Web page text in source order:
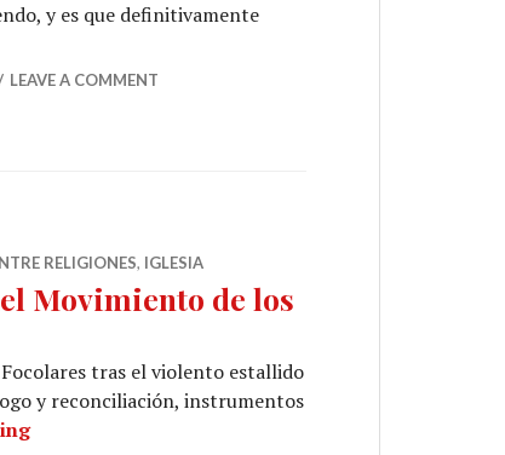
y es que definitivamente
de su vida”
LEAVE A COMMENT
RELIGIONES, IGLESIA
Movimiento de los
tras el violento estallido
y reconciliación, instrumentos
Declaración del Movimiento de los Focolares